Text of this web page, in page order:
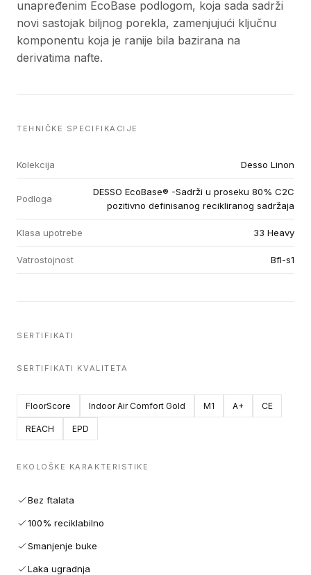
unapređenim EcoBase podlogom, koja sada sadrži
novi sastojak biljnog porekla, zamenjujući ključnu
komponentu koja je ranije bila bazirana na
derivatima nafte.
TEHNIČKE SPECIFIKACIJE
Kolekcija Desso Linon
Podloga
DESSO EcoBase® -Sadrži u proseku 80% C2C
pozitivno definisanog recikliranog sadržaja
Klasa upotrebe 33 Heavy
Vatrostojnost Bfl-s1
SERTIFIKATI
SERTIFIKATI KVALITETA
FloorScore Indoor Air Comfort Gold M1 A+ CE
REACH EPD
EKOLOŠKE KARAKTERISTIKE
Bez ftalata
100% reciklabilno
Smanjenje buke
Laka ugradnja